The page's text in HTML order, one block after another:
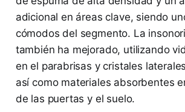
adicional en áreas clave, siendo
cómodos del segmento. La
también ha mejorado, utilizando
en el parabrisas y cristales
así como materiales absorbentes
de las puertas y el suelo.